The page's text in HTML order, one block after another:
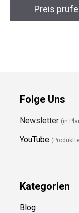
Preis
Folge Uns
Newsletter (in
YouTube
Kategorien
Blog